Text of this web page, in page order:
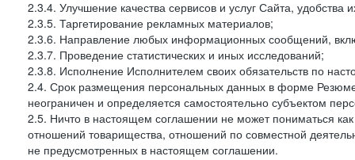
2.3.4. Улучшение качества сервисов и услуг Сайта, удобства
2.3.5. Таргетирование рекламных материалов;
2.3.6. Направление любых информационных сообщений,
2.3.7. Проведение статистических и иных исследований;
2.3.8. Исполнение Исполнителем своих обязательств по
2.4. Срок размещения персональных данных в форме
неограничен и определяется самостоятельно субъектом
2.5. Ничто в настоящем соглашении не может пониматься
отношений товарищества, отношений по совместной
не предусмотренных в настоящем соглашении.